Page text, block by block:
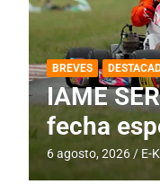
DESTACADA IAME
IAME
fecha
4 agosto, 2026 E-